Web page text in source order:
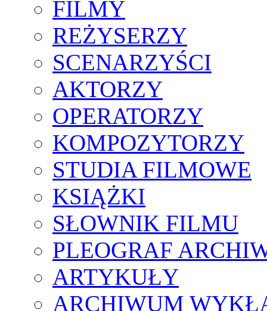
FILMY
REŻYSERZY
SCENARZYŚCI
AKTORZY
OPERATORZY
KOMPOZYTORZY
STUDIA FILMOWE
KSIĄŻKI
SŁOWNIK FILMU
PLEOGRAF
ARTYKUŁY
ARCHIWUM